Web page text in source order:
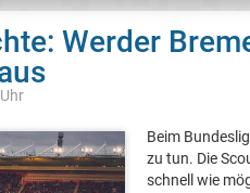
Werder
Beim
zu tun. Die
schnell wie